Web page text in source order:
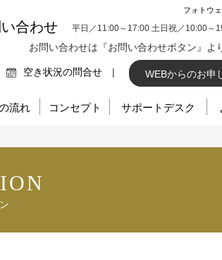
フォトウ
合わせ 平日／11:00～17:00 土日祝／10:00～
お問い合わせは『お問い合わせボタン』よ
空き状況の問合せ | WEBからのお申
流れ コンセプト サポートデスク